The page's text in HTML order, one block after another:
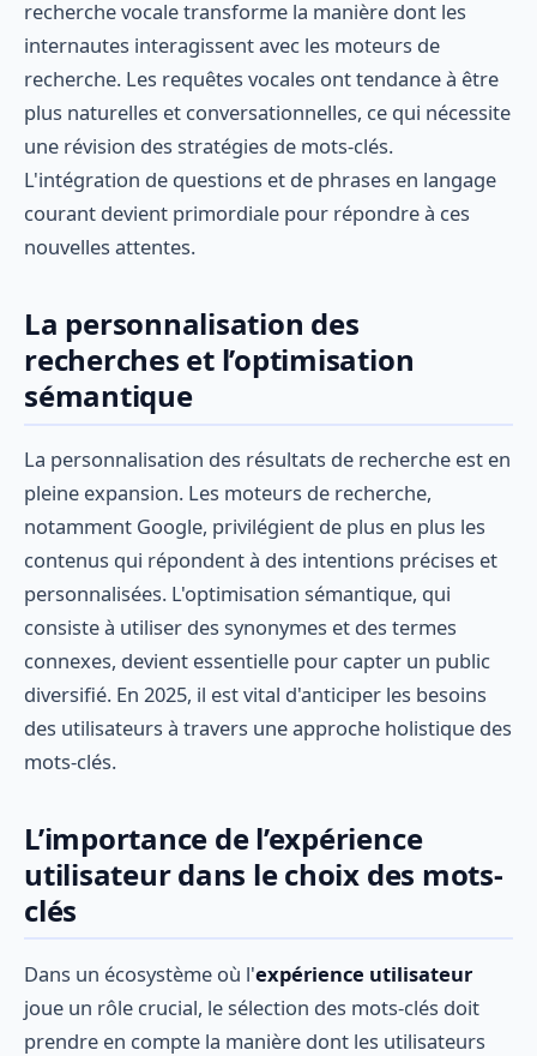
recherche vocale transforme la manière dont les
internautes interagissent avec les moteurs de
recherche. Les requêtes vocales ont tendance à être
plus naturelles et conversationnelles, ce qui nécessite
une révision des stratégies de mots-clés.
L'intégration de questions et de phrases en langage
courant devient primordiale pour répondre à ces
nouvelles attentes.
La personnalisation des
recherches et l’optimisation
sémantique
La personnalisation des résultats de recherche est en
pleine expansion. Les moteurs de recherche,
notamment Google, privilégient de plus en plus les
contenus qui répondent à des intentions précises et
personnalisées. L'optimisation sémantique, qui
consiste à utiliser des synonymes et des termes
connexes, devient essentielle pour capter un public
diversifié. En 2025, il est vital d'anticiper les besoins
des utilisateurs à travers une approche holistique des
mots-clés.
L’importance de l’expérience
utilisateur dans le choix des mots-
clés
Dans un écosystème où l'expérience utilisateur
joue un rôle crucial, le sélection des mots-clés doit
prendre en compte la manière dont les utilisateurs